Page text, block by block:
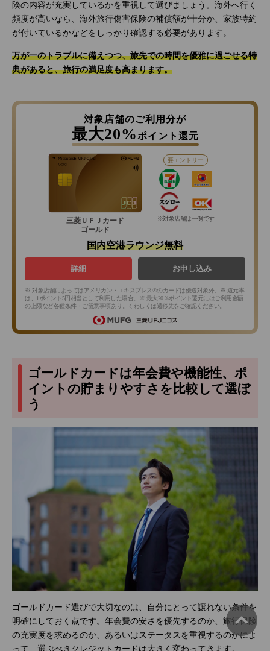
険の内容が充実しているかを重視して選びましょう。海外へ行く
頻度が高いなら、海外旅行傷害保険の補償額が十分か、家族特約
が付いているかなどをしっかり確認する必要があります。
万が一のトラブルに備えつつ、旅先での時間を優雅に過ごせる特
典があると、旅行の満足度も高まります。
対象店舗のご利用分が
最大20%ポイント還元
三菱ＵＦＪカード
ゴールド
要エントリー
※対象店舗は一例です
国内空港ラウンジ無料
詳細 お申し込み
※ 対象店舗によってはアメリカン・エキスプレス®のカードは優遇対象外。※ 還元率
は、1ポイント5円相当として利用した場合。※ 最大20％ポイント還元にはご利用金額
の上限など各種条件・ご留意事項あり。くわしくは遷移先をご確認ください。
ゴールドカードは年会費や機能性、ポ
イントの貯まりやすさを比較して選ぼ
う
ゴールドカード選びで大切なのは、自分にとって譲れない条件を
明確にしておく点です。年会費の安さを優先するのか、旅行保険
の充実度を求めるのか、あるいはステータスを重視するのかによ
って、選ぶべきクレジットカードは大きく変わってきます。